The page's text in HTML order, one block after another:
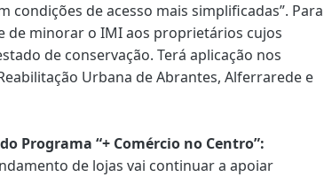
de acesso mais simplificadas”. Para
de minorar o IMI aos proprietários cujos
de conservação. Terá aplicação nos
Urbana de Abrantes, Alferrarede e
Programa “+ Comércio no Centro”:
de lojas vai continuar a apoiar